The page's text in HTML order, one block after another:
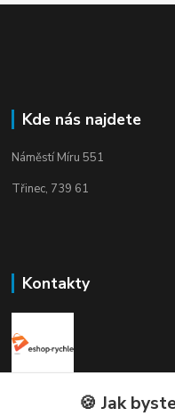
Kde nás najdete
Náměstí Míru 551
Třinec, 739 61
Kontakty
🍪 Jak